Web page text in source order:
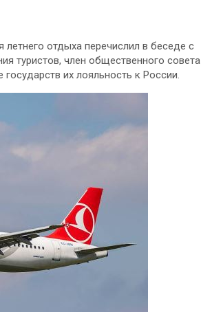
отдыха перечислил в беседе с
туристов, член общественного совета
государств их лояльность к России.